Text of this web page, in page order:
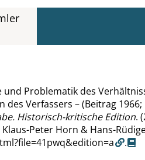
Problematik des
Verfassers – (Beitrag 1966;
Historisch-kritische Edition.
Peter Horn & Hans-
.